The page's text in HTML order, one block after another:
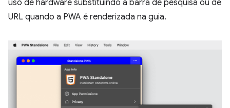
uso de hardware substituindo a barra de pesquisa ou de
URL quando a PWA é renderizada na guia.